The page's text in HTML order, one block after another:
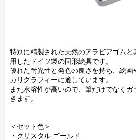
特別に精製された天然のアラビアゴムと
用したドイツ製の固形絵具です。
優れた耐光性と発色の良さを持ち、絵画
カリグラフィーに適しています。
また水溶性が高いので、筆だけでなく
きます。
＜セット色＞
・クリスタル ゴールド